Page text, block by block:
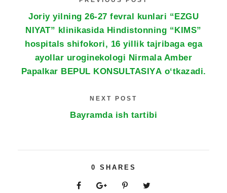
Joriy yilning 26-27 fevral kunlari “EZGU
NIYAT” klinikasida Hindistonning “KIMS”
hospitals shifokori, 16 yillik tajribaga ega
ayollar uroginekologi Nirmala Amber
Papalkar BEPUL KONSULTASIYА o‘tkazadi.
NEXT POST
Bayramda ish tartibi
0 SHARES